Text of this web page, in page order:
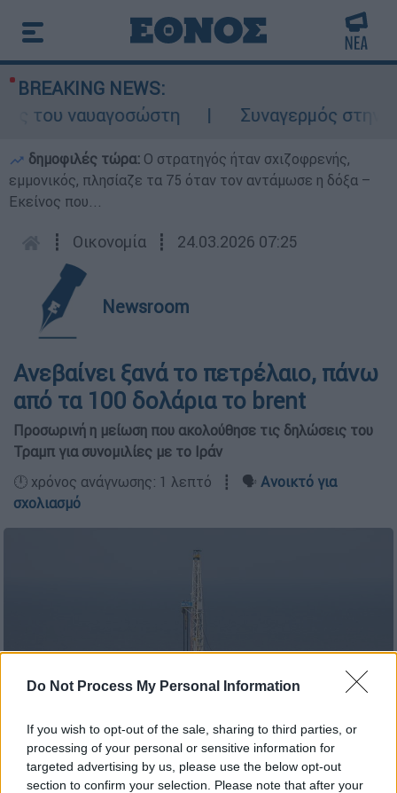
Do Not Process My Personal Information
If you wish to opt-out of the sale, sharing to third parties, or
processing of your personal or sensitive information for
targeted advertising by us, please use the below opt-out
section to confirm your selection. Please note that after your
BREAKING NEWS:
του ναυαγοσώστη
Συναγερμός στην
δημοφιλές τώρα: O στρατηγός ήταν σχιζοφρενής,
εμμονικός, πλησίαζε τα 75 όταν τον αντάμωσε η δόξα –
Εκείνος που...
┋ Οικονομία ┋ 24.03.2026 07:25
Newsroom
Ανεβαίνει ξανά το πετρέλαιο, πάνω
από τα 100 δολάρια το brent
Προσωρινή η μείωση που ακολούθησε τις δηλώσεις του
Τραμπ για συνομιλίες με το Ιράν
🕛 χρόνος ανάγνωσης: 1 λεπτό ┋ 🗣️ Ανοικτό για
σχολιασμό
Πετρέλαιο (AP)